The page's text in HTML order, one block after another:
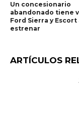
Un concesionario
abandonado tiene
Ford Sierra y Escort
estrenar
ARTÍCULOS